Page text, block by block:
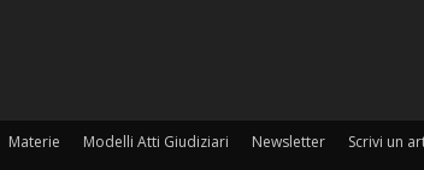
Materie Modelli Atti Giudiziari Newsletter Scrivi un